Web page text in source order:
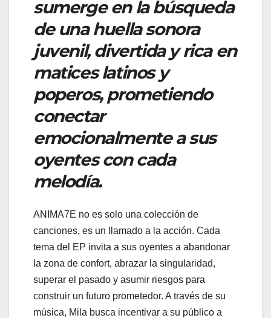
sumerge en la búsqueda
de una huella sonora
juvenil, divertida y rica en
matices latinos y
poperos, prometiendo
conectar
emocionalmente a sus
oyentes con cada
melodía.
ANIMA7E no es solo una colección de
canciones, es un llamado a la acción. Cada
tema del EP invita a sus oyentes a abandonar
la zona de confort, abrazar la singularidad,
superar el pasado y asumir riesgos para
construir un futuro prometedor. A través de su
música, Mila busca incentivar a su público a